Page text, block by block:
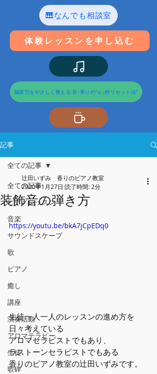
🎹なんでも相談室
体験レッスンを申し込む
脳疲労をやさしく整える 音×香りの“0.2秒リセット法”
記事
全ての記事
ピアノレッスン
音楽
サウンドスケープ
歌
ピアノ
癒し
講座
演奏活動
アロマテラピー
生徒
歌碑
全ての記事
装飾音の弾き方
辻田いずみ 香りのピアノ教室
2020年1月27日 読了時間: 2分
https://youtu.be/bkA7jCpEDq0
生徒一人一人のレッスンの進め方を
日々考えている
アロマセラピストでもあり、
ラストーンセラピストでもある
香りのピアノ教室の辻田いずみです。